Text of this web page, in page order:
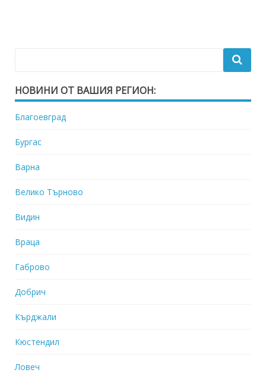
НОВИНИ ОТ ВАШИЯ РЕГИОН:
Благоевград
Бургас
Варна
Велико Търново
Видин
Враца
Габрово
Добрич
Кърджали
Кюстендил
Ловеч